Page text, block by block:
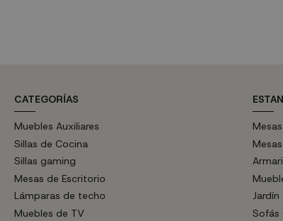
CATEGORÍAS
Muebles Auxiliares
Sillas de Cocina
Sillas gaming
Mesas de Escritorio
Lámparas de techo
Muebles de TV
Jardín
Sofás